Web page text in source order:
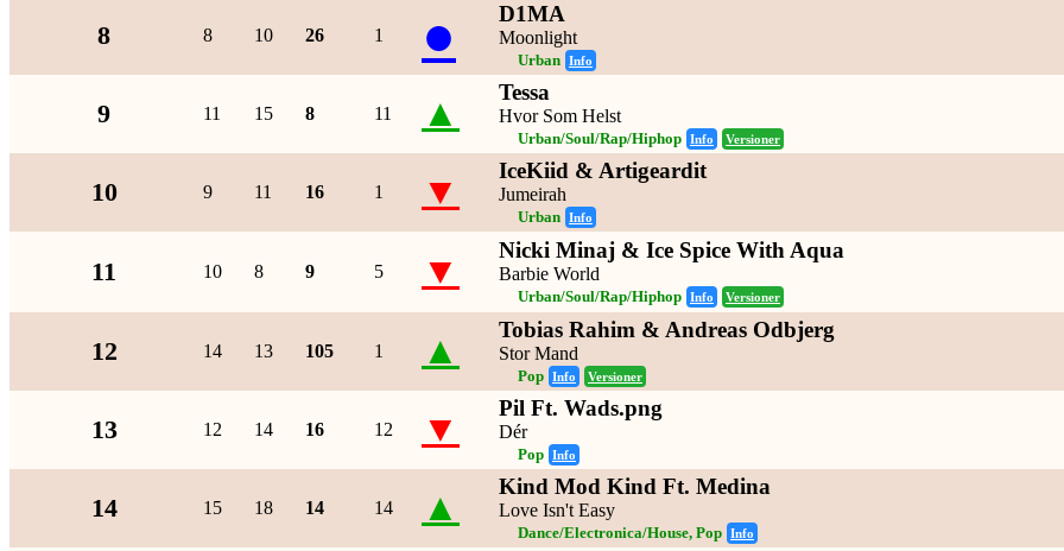
8 8 10 26 1 ● D1MA
Moonlight
Urban Info
9 11 15 8 11 ▲ Tessa
Hvor Som Helst
Urban/Soul/Rap/Hiphop Info Versioner
10 9 11 16 1 ▼ IceKiid & Artigeardit
Jumeirah
Urban Info
11 10 8 9 5 ▼ Nicki Minaj & Ice Spice With Aqua
Barbie World
Urban/Soul/Rap/Hiphop Info Versioner
12 14 13 105 1 ▲ Tobias Rahim & Andreas Odbjerg
Stor Mand
Pop Info Versioner
13 12 14 16 12 ▼ Pil Ft. Wads.png
Dér
Pop Info
14 15 18 14 14 ▲ Kind Mod Kind Ft. Medina
Love Isn't Easy
Dance/Electronica/House, Pop Info